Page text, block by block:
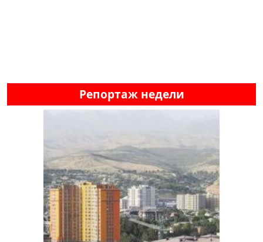
Репортаж недели